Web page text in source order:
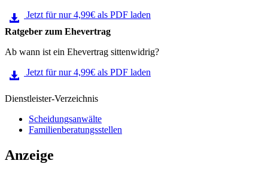
Jetzt für nur 4,99€ als PDF laden
Ratgeber zum Ehevertrag
Ab wann ist ein Ehevertrag sittenwidrig?
Jetzt für nur 4,99€ als PDF laden
Dienstleister-Verzeichnis
Scheidungsanwälte
Familienberatungsstellen
Anzeige